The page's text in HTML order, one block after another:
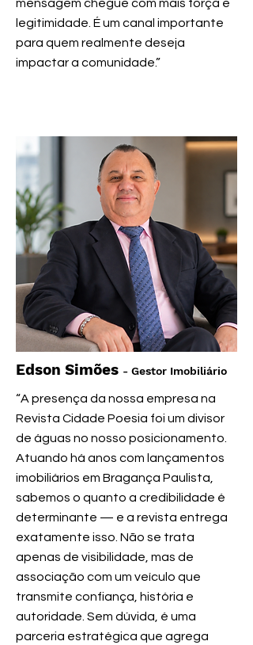
mensagem chegue com mais força e
legitimidade. É um canal importante
para quem realmente deseja
impactar a comunidade.”
Edson Simões - Gestor Imobiliário
“A presença da nossa empresa na
Revista Cidade Poesia foi um divisor
de águas no nosso posicionamento.
Atuando há anos com lançamentos
imobiliários em Bragança Paulista,
sabemos o quanto a credibilidade é
determinante — e a revista entrega
exatamente isso. Não se trata
apenas de visibilidade, mas de
associação com um veículo que
transmite confiança, história e
autoridade. Sem dúvida, é uma
parceria estratégica que agrega